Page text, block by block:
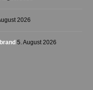
2026
5. August 2026